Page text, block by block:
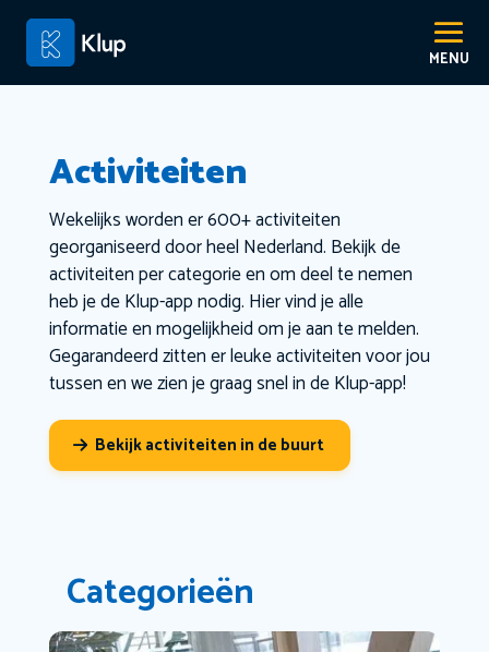
Activiteiten
Wekelijks worden er 600+ activiteiten
georganiseerd door heel Nederland. Bekijk de
activiteiten per categorie en om deel te nemen
heb je de Klup-app nodig. Hier vind je alle
informatie en mogelijkheid om je aan te melden.
Gegarandeerd zitten er leuke activiteiten voor jou
tussen en we zien je graag snel in de Klup-app!
Bekijk activiteiten in de buurt
Categorieën